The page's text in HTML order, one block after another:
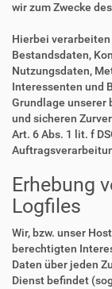
wir zum Zwecke
Hierbei
Bestandsdaten,
Nutzungsdaten,
Interessenten und
Grundlage unserer
und sicheren
Art. 6 Abs. 1 lit. f
Erhebung
Logfiles
Wir, bzw. unser
berechtigten
Daten über jeden
Dienst befindet